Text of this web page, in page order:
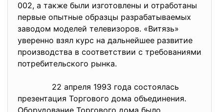
002, а также были изготовлены и отработаны
первые опытные образцы разрабатываемых
заводом моделей телевизоров. «Витязь»
уверенно взял курс на дальнейшее развитие
производства в соответствии с требованиями
потребительского рынка.
22 апреля 1993 года состоялась
презентация Торгового дома объединения.
Оборудование Торгового дома было